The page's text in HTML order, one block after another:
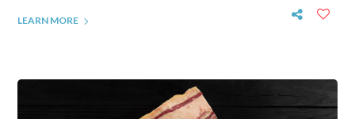
LEARN MORE